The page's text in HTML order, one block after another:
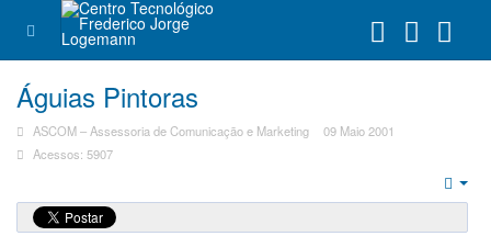
Águias Pintoras
ASCOM – Assessoria de Comunicação e Marketing
09 Maio 2001
Acessos: 5907